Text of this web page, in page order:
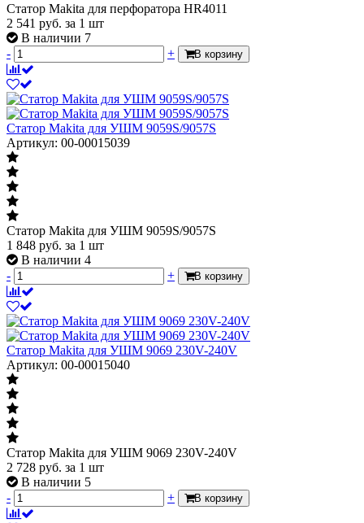
Статор Makita для перфоратора HR4011
2 541 руб. за 1 шт
В наличии 7
-
+ В корзину
Статор Makita для УШМ 9059S/9057S
Артикул: 00-00015039
Статор Makita для УШМ 9059S/9057S
1 848 руб. за 1 шт
В наличии 4
-
+ В корзину
Статор Makita для УШМ 9069 230V-240V
Артикул: 00-00015040
Статор Makita для УШМ 9069 230V-240V
2 728 руб. за 1 шт
В наличии 5
-
+ В корзину